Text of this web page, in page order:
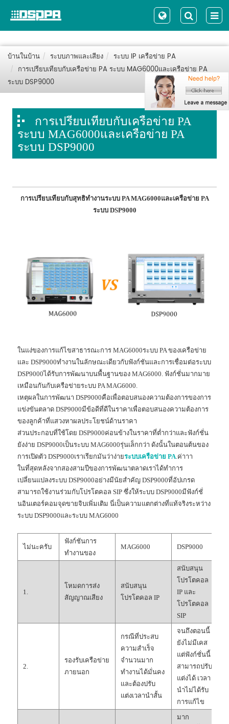
บ้านในบ้าน ระบบภาพและเสียง
ระบบ IP เครือข่าย PA
การเปรียบเทียบกับเครือข่าย PA ระบบ MAG6000และเครือข่าย PA
ระบบ DSP9000
การเปรียบเทียบกับเครือข่าย PA
ระบบ MAG6000และเครือข่าย PA
ระบบ DSP9000
การเปรียบเทียบกับสุทธิทำงานระบบ PA MAG6000และเครือข่าย PA
ระบบ DSP9000
ในแง่ของการแก้ไขสาธารณะการ MAG6000ระบบ PA ของเครือข่าย
และ DSP9000ทำงานในลักษณะเดียวกับฟังก์ชันและการเชื่อมต่อระบบ
DSP9000ได้รับการพัฒนาบนพื้นฐานของ MAG6000. ฟังก์ชั่นมากมาย
เหมือนกันกับเครือข่ายระบบ PA MAG6000.
เหตุผลในการพัฒนา DSP9000คือเพื่อตอบสนองความต้องการของการ
แข่งขันตลาด DSP9000มีข้อดีที่ดีในราคาเพื่อตอบสนองความต้องการ
ของลูกค้าที่แสวงหาผลประโยชน์ด้านราคา
ส่วนประกอบที่ใช้โดย DSP9000ค่อนข้างในราคาที่ต่ำกว่าและฟังก์ชั่น
ยังง่าย DSP9000เป็นระบบ MAG6000รุ่นเล็กกว่า ดังนั้นในตอนต้นของ
การเปิดตัว DSP9000เราเรียกมันว่าง่ายระบบเครือข่าย PA .ค่าาา
ในที่สุดหลังจากสองสามปีของการพัฒนาตลาดเราได้ทำการ
เปลี่ยนแปลงระบบ DSP9000อย่างมีนัยสำคัญ DSP9000ที่อัปเกรด
สามารถใช้งานร่วมกับโปรโตคอล SIP ซึ่งให้ระบบ DSP9000มีฟังก์ชั่
นอินเตอร์คอมจุดขายจิบเพิ่มเติม นี่เป็นความแตกต่างที่แท้จริงระหว่าง
ระบบ DSP9000และระบบ MAG6000
ไม่นะครับ
ฟังก์ชันการ
ทำงานของ
MAG6000 DSP9000
1.
โหมดการส่ง
สัญญาณเสียง
สนับสนุน
โปรโตคอล IP
สนับสนุน
โปรโตคอล
IP และ
โปรโตคอล
SIP
2.
รองรับเครือข่าย
ภายนอก
กรณีที่ประสบ
ความสำเร็จ
จำนวนมาก
ทำงานได้มั่นคง
และต้องปรับ
แต่งเวลานำสั้น
จนถึงตอนนี้
ยังไม่มีเคส
แต่ฟังก์ชั่นนี้
สามารถปรับ
แต่งได้ เวลา
นำไม่ได้รับ
การแก้ไข
มาก